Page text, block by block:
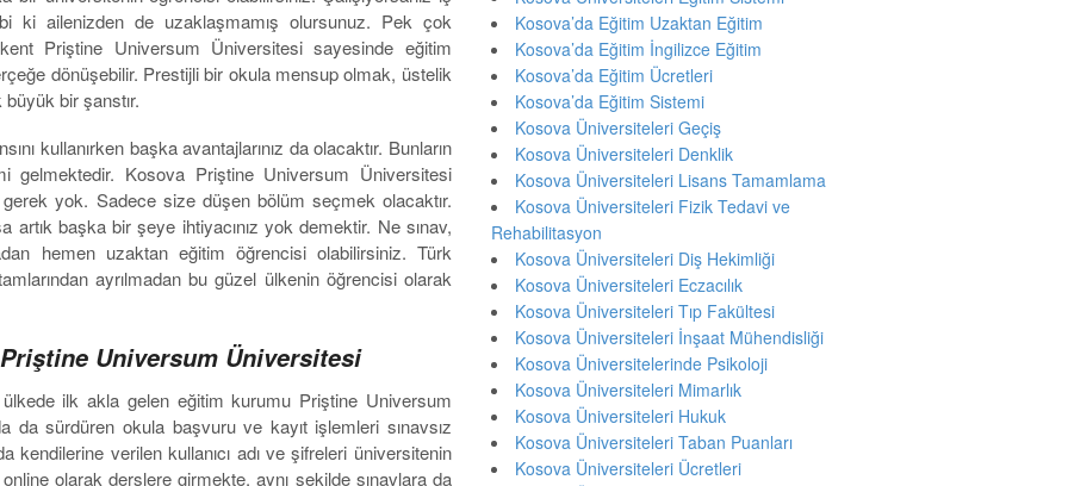
ki ailenizden de uzaklaşmamış olursunuz. Pek çok
Priştine Universum Üniversitesi sayesinde eğitim
dönüşebilir. Prestijli bir okula mensup olmak, üstelik
bir şanstır.
kullanırken başka avantajlarınız da olacaktır. Bunların
gelmektedir. Kosova Priştine Universum Üniversitesi
yok. Sadece size düşen bölüm seçmek olacaktır.
artık başka bir şeye ihtiyacınız yok demektir. Ne sınav,
hemen uzaktan eğitim öğrencisi olabilirsiniz. Türk
ayrılmadan bu güzel ülkenin öğrencisi olarak
Universum Üniversitesi
ilk akla gelen eğitim kurumu Priştine Universum
da sürdüren okula başvuru ve kayıt işlemleri sınavsız
kendilerine verilen kullanıcı adı ve şifreleri üniversitenin
olarak derslere girmekte, aynı şekilde sınavlara da
Kosova’da Eğitim Uzaktan Eğitim
Kosova’da Eğitim İngilizce Eğitim
Kosova’da Eğitim Ücretleri
Kosova’da Eğitim Sistemi
Kosova Üniversiteleri Geçiş
Kosova Üniversiteleri Denklik
Kosova Üniversiteleri Lisans Tamamlama
Kosova Üniversiteleri Fizik Tedavi ve
Rehabilitasyon
Kosova Üniversiteleri Diş Hekimliği
Kosova Üniversiteleri Eczacılık
Kosova Üniversiteleri Tıp Fakültesi
Kosova Üniversiteleri İnşaat Mühendisliği
Kosova Üniversitelerinde Psikoloji
Kosova Üniversiteleri Mimarlık
Kosova Üniversiteleri Hukuk
Kosova Üniversiteleri Taban Puanları
Kosova Üniversiteleri Ücretleri